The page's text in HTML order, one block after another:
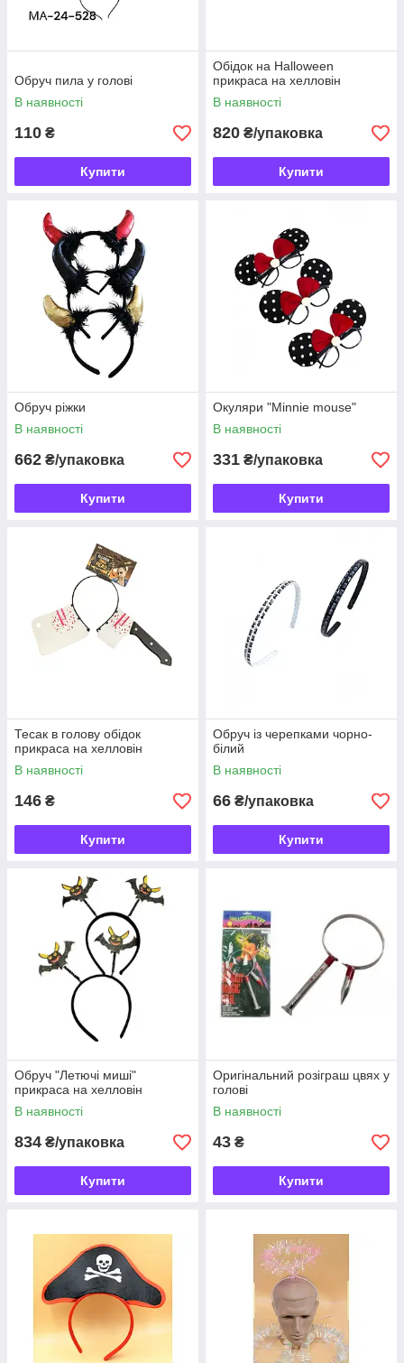
Обруч пила у голові
В наявності
110 ₴
Купити
Обідок на Halloween
прикраса на хелловін
В наявності
820 ₴/упаковка
Купити
Обруч ріжки
В наявності
662 ₴/упаковка
Купити
Окуляри "Minnie mouse"
В наявності
331 ₴/упаковка
Купити
Тесак в голову обідок
прикраса на хелловін
В наявності
146 ₴
Купити
Обруч із черепками чорно-
білий
В наявності
66 ₴/упаковка
Купити
Обруч "Летючі миші"
прикраса на хелловін
В наявності
834 ₴/упаковка
Купити
Оригінальний розіграш цвях у
голові
В наявності
43 ₴
Купити